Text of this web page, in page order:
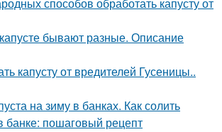
способов обработать капусту от
бывают разные. Описание
капусту от вредителей Гусеницы..
на зиму в банках. Как солить
банке: пошаговый рецепт